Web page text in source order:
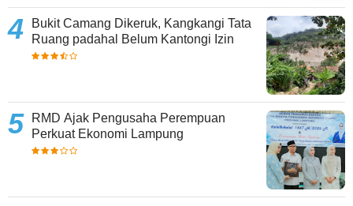
Bukit Camang Dikeruk, Kangkangi Tata
Ruang padahal Belum Kantongi Izin
RMD Ajak Pengusaha Perempuan
Perkuat Ekonomi Lampung